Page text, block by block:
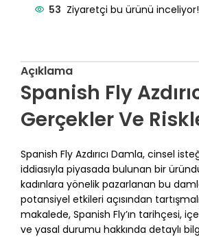
53 Ziyaretçi bu ürünü inceliyor!
Açıklama
Spanish Fly
Gerçekler Ve
Spanish Fly Azdırıcı Damla, cinsel
iddiasıyla piyasada bulunan bir
kadınlara yönelik pazarlanan bu
potansiyel etkileri açısından
makalede, Spanish Fly’ın tarihçesi,
ve yasal durumu hakkında detaylı